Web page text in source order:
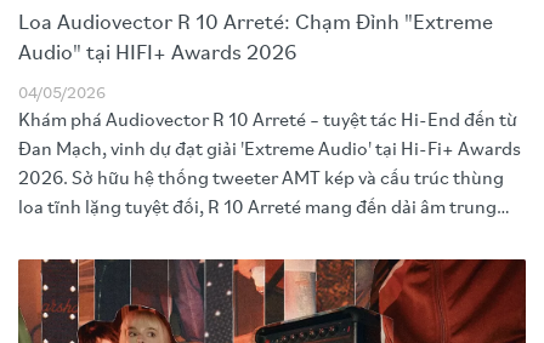
Loa Audiovector R 10 Arreté: Chạm Đỉnh "Extreme
Audio" tại HIFI+ Awards 2026
04/05/2026
Khám phá Audiovector R 10 Arreté – tuyệt tác Hi-End đến từ
Đan Mạch, vinh dự đạt giải 'Extreme Audio' tại Hi-Fi+ Awards
2026. Sở hữu hệ thống tweeter AMT kép và cấu trúc thùng
loa tĩnh lặng tuyệt đối, R 10 Arreté mang đến dải âm trung
giới hạn. Trải nghiệm không gian nghe nhìn đẳng cấp quốc tế
ngay tại Techand Audio